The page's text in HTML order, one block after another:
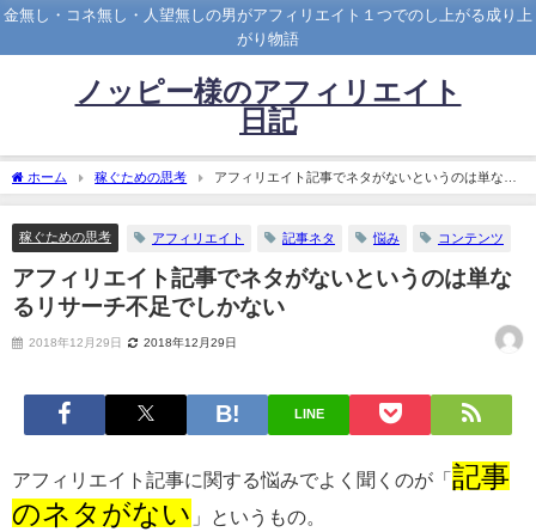
金無し・コネ無し・人望無しの男がアフィリエイト１つでのし上がる成り上
がり物語
ノッピー様のアフィリエイト
日記
ホーム 稼ぐための思考
アフィリエイト記事でネタがないというのは単なる
リサーチ不足でしかない
稼ぐための思考 アフィリエイト 記事ネタ 悩み コンテンツ
アフィリエイト記事でネタがないというのは単な
るリサーチ不足でしかない
2018年12月29日 2018年12月29日
LINE
アフィリエイト記事に関する悩みでよく聞くのが「 記事
のネタがない 」というもの。